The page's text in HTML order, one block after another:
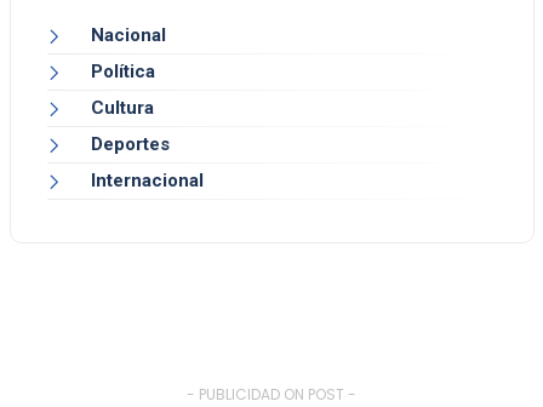
Nacional
Política
Cultura
Deportes
Internacional
- PUBLICIDAD ON POST -